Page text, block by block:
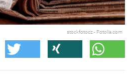
stockfotocz - Fotolia.com